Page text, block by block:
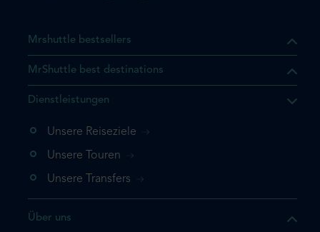
dass sich das Produkt, das
Warenkorb befindet.
einmal hinzufügen
ein weiteres Mal
Mrshuttle bestsellers
MrShuttle best destinations
Dienstleistungen
Unsere Reiseziele
Unsere Touren
Unsere Transfers
Über uns